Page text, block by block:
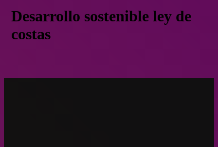
Desarrollo sostenible ley de
costas